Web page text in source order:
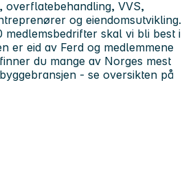
overflatebehandling, VVS,
og eiendomsutvikling.
medlemsbedrifter skal vi bli best i
er eid av Ferd og medlemmene
du mange av Norges mest
- se oversikten på